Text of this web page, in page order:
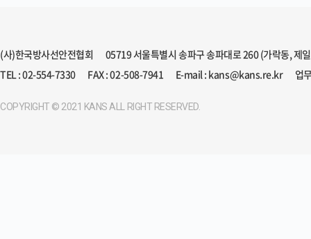
(사)한국방사선안전협회
05719 서울특별시 송파구 송파대로 260 (가락동, 제
TEL : 02-554-7330
FAX : 02-508-7941 E-mail : kans@kans.re.kr 업
COPYRIGHT © 2021 KANS ALL RIGHT RESERVED.